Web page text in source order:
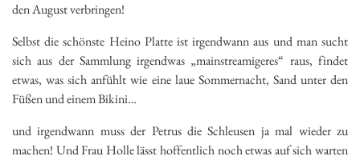
den August verbringen!
Selbst die schönste Heino Platte ist irgendwann aus und man sucht
sich aus der Sammlung irgendwas „mainstreamigeres“ raus, findet
etwas, was sich anfühlt wie eine laue Sommernacht, Sand unter den
Füßen und einem Bikini…
und irgendwann muss der Petrus die Schleusen ja mal wieder zu
machen! Und Frau Holle lässt hoffentlich noch etwas auf sich warten